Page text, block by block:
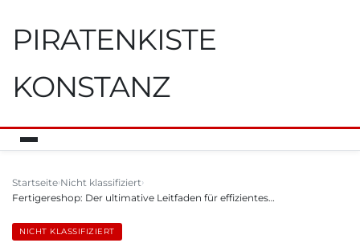
PIRATENKISTE
KONSTANZ
Startseite Nicht klassifiziert
Fertigereshop: Der ultimative Leitfaden für effizientes…
NICHT KLASSIFIZIERT